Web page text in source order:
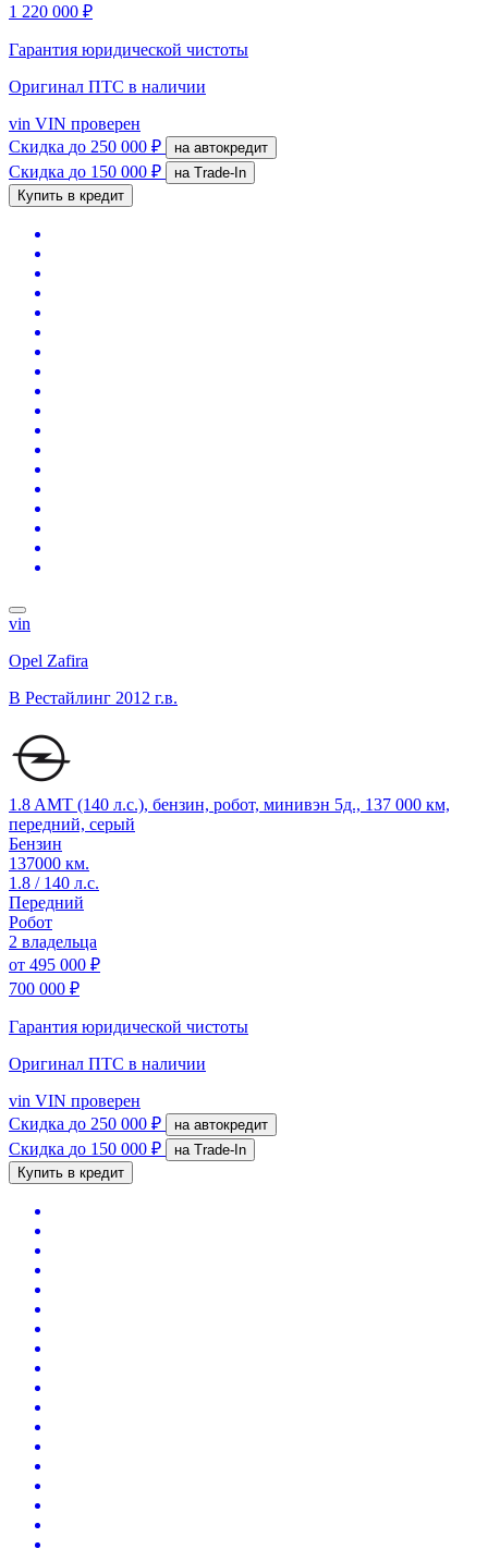
1 220 000 ₽
Гарантия юридической чистоты
Оригинал ПТС в наличии
vin VIN проверен
Скидка до 250 000 ₽ на автокредит
Скидка до 150 000 ₽
на Trade-In
Купить в кредит
vin
Opel Zafira
B Рестайлинг 2012 г.в.
1.8 AMT (140 л.с.), бензин, робот, минивэн 5д., 137 000 км,
передний, серый
Бензин
137000 км.
1.8 / 140 л.с.
Передний
Робот
2 владельца
от 495 000 ₽
700 000 ₽
Гарантия юридической чистоты
Оригинал ПТС в наличии
vin VIN проверен
Скидка до 250 000 ₽ на автокредит
Скидка до 150 000 ₽
на Trade-In
Купить в кредит